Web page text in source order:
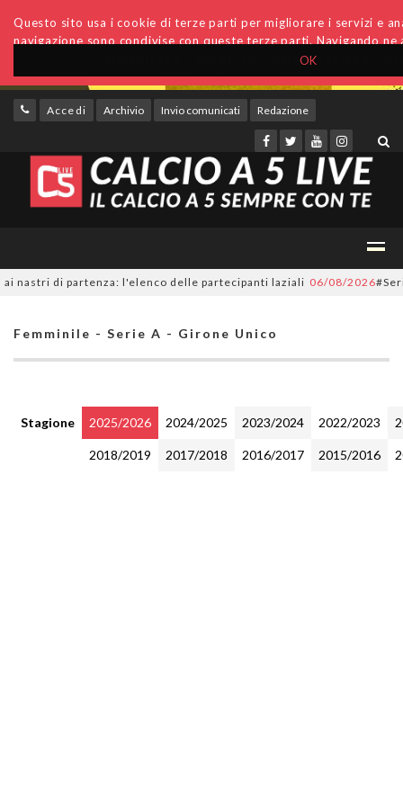
OK
Questo sito usa i cookie di terze parti per migliorare i servizi e
navigazione sono condivise con queste terze parti. Navigando
Accedi Archivio Invio comunicati Redazione
di partenza: l'elenco delle partecipanti laziali 06/08/2026
Femminile - Serie A - Girone Unico
Stagione 2025/2026 2024/2025 2023/2024 2022/2023
2018/2019 2017/2018 2016/2017 2015/2016